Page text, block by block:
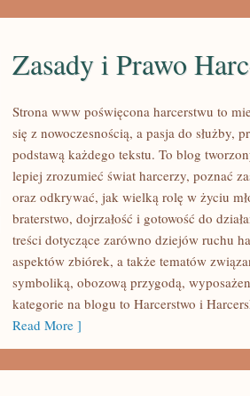
ZASADY
PRAWO
HARCERSKIE
Zasady i Prawo
Strona www poświęcona harcerstwu to
się z nowoczesnością, a pasja do służby,
podstawą każdego tekstu. To blog
lepiej zrozumieć świat harcerzy, poznać
oraz odkrywać, jak wielką rolę w życiu
braterstwo, dojrzałość i gotowość do
treści dotyczące zarówno dziejów ruchu
aspektów zbiórek, a także tematów
symboliką, obozową przygodą,
kategorie na blogu to Harcerstwo i
Read More ]